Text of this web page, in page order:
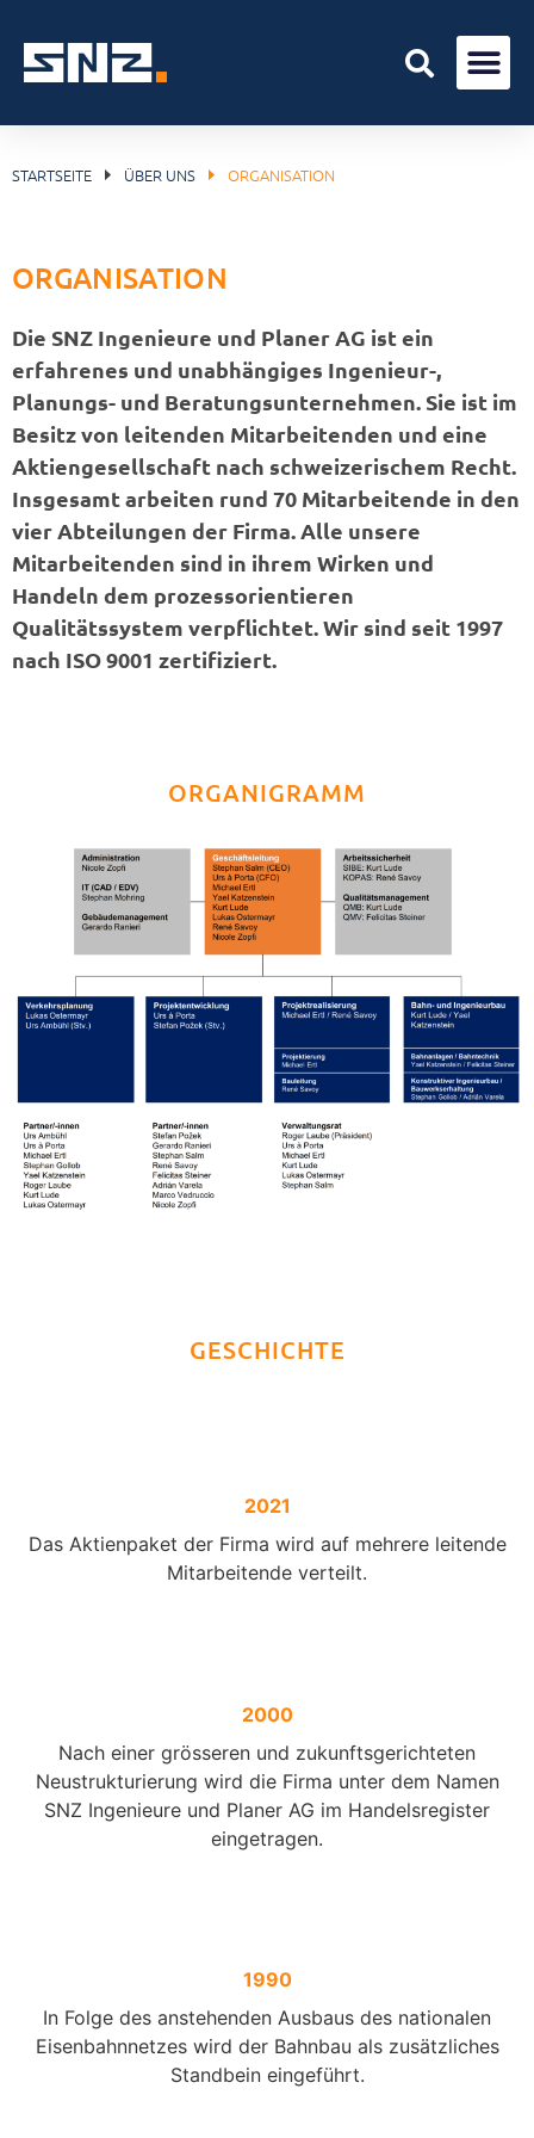
STARTSEITE ÜBER UNS ORGANISATION
ORGANISATION
Die SNZ Ingenieure und Planer AG ist ein
erfahrenes und unabhängiges Ingenieur-,
Planungs- und Beratungsunternehmen. Sie ist im
Besitz von leitenden Mitarbeitenden und eine
Aktiengesellschaft nach schweizerischem Recht.
Insgesamt arbeiten rund 70 Mitarbeitende in den
vier Abteilungen der Firma. Alle unsere
Mitarbeitenden sind in ihrem Wirken und
Handeln dem prozessorientieren
Qualitätssystem verpflichtet. Wir sind seit 1997
nach ISO 9001 zertifiziert.
ORGANIGRAMM
GESCHICHTE
2021
Das Aktienpaket der Firma wird auf mehrere leitende
Mitarbeitende verteilt.
2000
Nach einer grösseren und zukunftsgerichteten
Neustrukturierung wird die Firma unter dem Namen
SNZ Ingenieure und Planer AG im Handelsregister
eingetragen.
1990
In Folge des anstehenden Ausbaus des nationalen
Eisenbahnnetzes wird der Bahnbau als zusätzliches
Standbein eingeführt.